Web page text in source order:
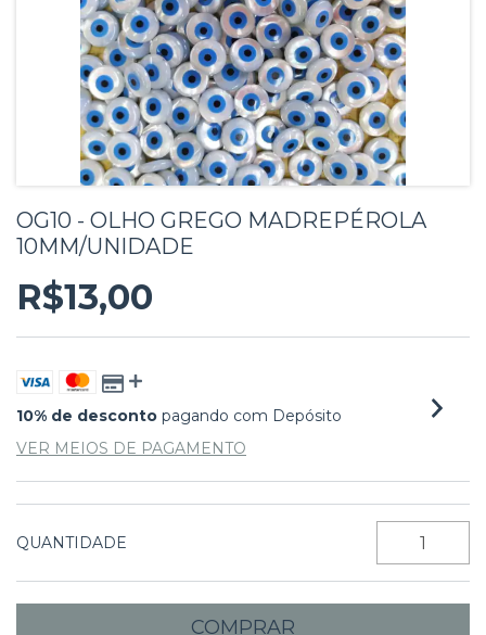
OG10 - OLHO GREGO MADREPÉROLA
10MM/UNIDADE
R$13,00
10% de desconto pagando com Depósito
VER MEIOS DE PAGAMENTO
QUANTIDADE